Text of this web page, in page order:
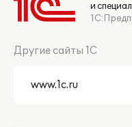
и
Другие сайты 1С